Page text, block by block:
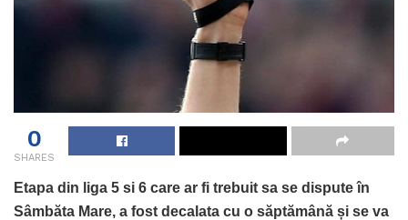
0
SHARES
Etapa din liga 5 si 6 care ar fi trebuit sa se dispute în
Sâmbăta Mare, a fost decalata cu o săptămână și se va